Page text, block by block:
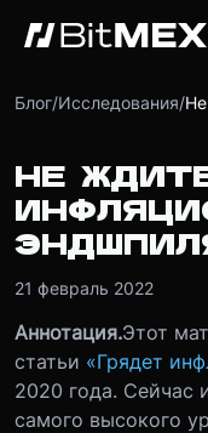
Блог/Исследования/
НЕ
21 февраль 2022
Аннотация.Этот
статьи «Грядет
2020 года. Сейчас
самого высокого